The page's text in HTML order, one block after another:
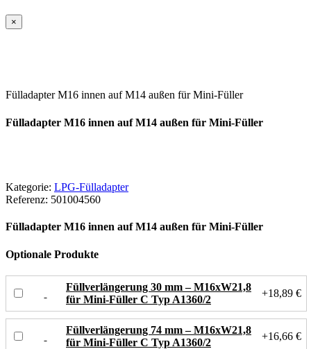
×
Fülladapter M16 innen auf M14 außen für Mini-Füller
Fülladapter M16 innen auf M14 außen für Mini-Füller
Kategorie: LPG-Fülladapter
Referenz: 501004560
Fülladapter M16 innen auf M14 außen für Mini-Füller
Optionale Produkte
Füllverlängerung 30 mm – M16xW21,8
für Mini-Füller C Typ A1360/2
+18,89 €
Füllverlängerung 74 mm – M16xW21,8
für Mini-Füller C Typ A1360/2
+16,66 €